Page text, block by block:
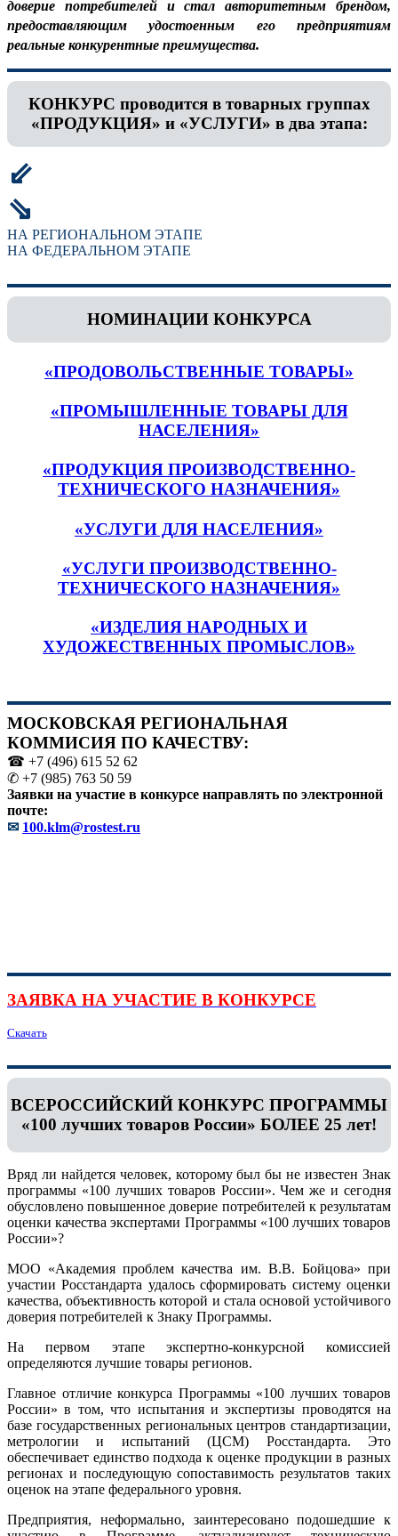
доверие потребителей и стал авторитетным брендом,
предоставляющим удостоенным его предприятиям
реальные конкурентные преимущества.
КОНКУРС проводится в товарных группах
«ПРОДУКЦИЯ» и «УСЛУГИ» в два этапа:
⇙
⇘
НА РЕГИОНАЛЬНОМ ЭТАПЕ
НА ФЕДЕРАЛЬНОМ ЭТАПЕ
НОМИНАЦИИ КОНКУРСА
«ПРОДОВОЛЬСТВЕННЫЕ ТОВАРЫ»
«ПРОМЫШЛЕННЫЕ ТОВАРЫ ДЛЯ
НАСЕЛЕНИЯ»
«ПРОДУКЦИЯ ПРОИЗВОДСТВЕННО-
ТЕХНИЧЕСКОГО НАЗНАЧЕНИЯ»
«УСЛУГИ ДЛЯ НАСЕЛЕНИЯ»
«УСЛУГИ ПРОИЗВОДСТВЕННО-
ТЕХНИЧЕСКОГО НАЗНАЧЕНИЯ»
«ИЗДЕЛИЯ НАРОДНЫХ И
ХУДОЖЕСТВЕННЫХ ПРОМЫСЛОВ»
МОСКОВСКАЯ РЕГИОНАЛЬНАЯ
КОММИСИЯ ПО КАЧЕСТВУ:
☎ +7 (496) 615 52 62
✆ +7 (985) 763 50 59
Заявки на участие в конкурсе направлять по электронной
почте:
✉ 100.klm@rostest.ru
ЗАЯВКА НА УЧАСТИЕ В КОНКУРСЕ
Скачать
ВСЕРОССИЙСКИЙ КОНКУРС ПРОГРАММЫ
«100 лучших товаров России» БОЛЕЕ 25 лет!
Вряд ли найдется человек, которому был бы не известен Знак
программы «100 лучших товаров России». Чем же и сегодня
обусловлено повышенное доверие потребителей к результатам
оценки качества экспертами Программы «100 лучших товаров
России»?
МОО «Академия проблем качества им. В.В. Бойцова» при
участии Росстандарта удалось сформировать систему оценки
качества, объективность которой и стала основой устойчивого
доверия потребителей к Знаку Программы.
На первом этапе экспертно-конкурсной комиссией
определяются лучшие товары регионов.
Главное отличие конкурса Программы «100 лучших товаров
России» в том, что испытания и экспертизы проводятся на
базе государственных региональных центров стандартизации,
метрологии и испытаний (ЦCM) Росстандарта. Это
обеспечивает единство подхода к оценке продукции в разных
регионах и последующую сопоставимость результатов таких
оценок на этапе федерального уровня.
Предприятия, неформально, заинтересовано подошедшие к